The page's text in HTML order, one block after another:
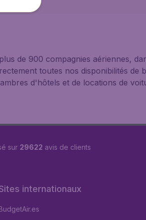
de 900 compagnies aériennes,
toutes nos disponibilités de
d'hôtels et de locations de
sur 29622 avis de clients
internationaux